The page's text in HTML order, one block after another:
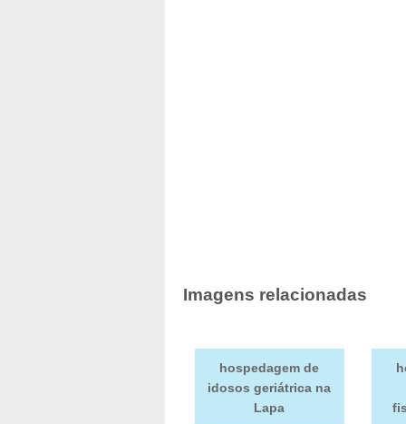
Imagens relacionadas
hospedagem de
idosos geriátrica na
Lapa